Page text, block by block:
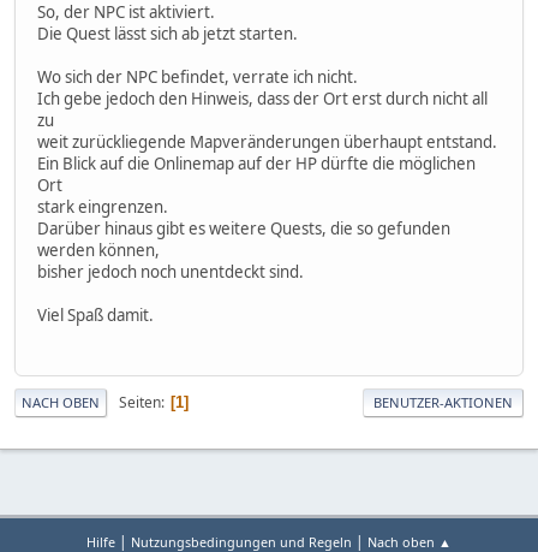
So, der NPC ist aktiviert.
Die Quest lässt sich ab jetzt starten.
Wo sich der NPC befindet, verrate ich nicht.
Ich gebe jedoch den Hinweis, dass der Ort erst durch nicht all
zu
weit zurückliegende Mapveränderungen überhaupt entstand.
Ein Blick auf die Onlinemap auf der HP dürfte die möglichen
Ort
stark eingrenzen.
Darüber hinaus gibt es weitere Quests, die so gefunden
werden können,
bisher jedoch noch unentdeckt sind.
Viel Spaß damit.
NACH OBEN Seiten 1 BENUTZER-AKTIONEN
Hilfe | Nutzungsbedingungen und Regeln | Nach oben ▲